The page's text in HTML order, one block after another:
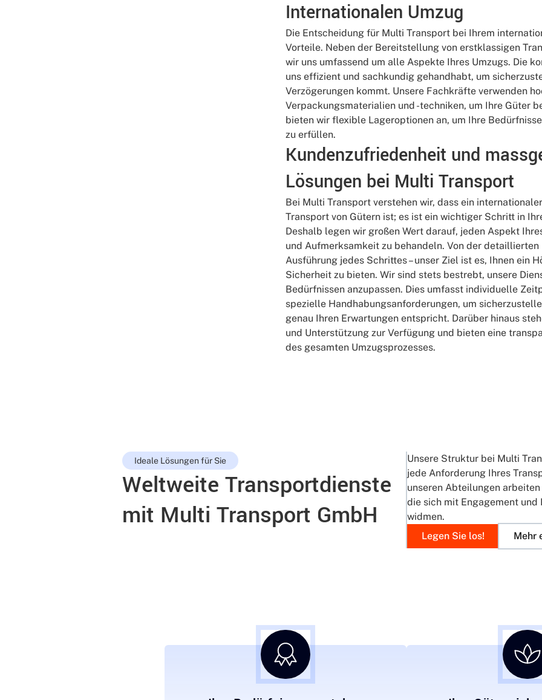
Internationalen Umzug
Die Entscheidung für Multi Transport bei Ihrem
Vorteile. Neben der Bereitstellung von erstklassigen
wir uns umfassend um alle Aspekte Ihres Umzugs. Die
uns effizient und sachkundig gehandhabt, um
Verzögerungen kommt. Unsere Fachkräfte verwenden
Verpackungsmaterialien und -techniken, um Ihre Güter
bieten wir flexible Lageroptionen an, um Ihre
zu erfüllen.
Kundenzufriedenheit und
Lösungen bei Multi Transport
Bei Multi Transport verstehen wir, dass ein
Transport von Gütern ist; es ist ein wichtiger Schritt in
Deshalb legen wir großen Wert darauf, jeden Aspekt
und Aufmerksamkeit zu behandeln. Von der
Ausführung jedes Schrittes – unser Ziel ist es, Ihnen ein
Sicherheit zu bieten. Wir sind stets bestrebt, unsere
Bedürfnissen anzupassen. Dies umfasst individuelle
spezielle Handhabungsanforderungen, um
genau Ihren Erwartungen entspricht. Darüber hinaus
und Unterstützung zur Verfügung und bieten eine
des gesamten Umzugsprozesses.
Ideale Lösungen für Sie
Weltweite Transportdienste
mit Multi Transport GmbH
Unsere Struktur bei Multi
jede Anforderung Ihres
unseren Abteilungen
die sich mit Engagement und
widmen.
Legen Sie los!
Mehr